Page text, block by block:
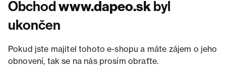
Obchodwww.dapeo.skbyl
ukončen
Pokud jste majitel tohoto e-shopu a máte zájem o jeho
obnovení, tak se na nás prosím obraťte.